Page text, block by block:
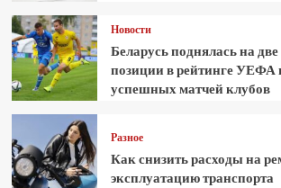
Новости
Беларусь поднялась на две
позиции в рейтинге УЕФА
успешных матчей клубов
Разное
Как снизить расходы на
эксплуатацию транспорта